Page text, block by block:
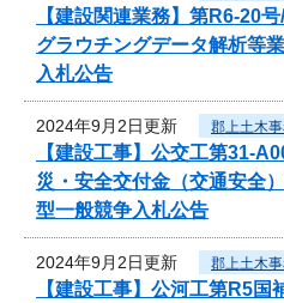
【建設関連業務】第R6-20
グラウチングデータ解析等
入札公告
2024年9月2日更新 郡上土木
【建設工事】公交工第31-
災・安全交付金（交通安全
型一般競争入札公告
2024年9月2日更新 郡上土木
【建設工事】公河工第R5